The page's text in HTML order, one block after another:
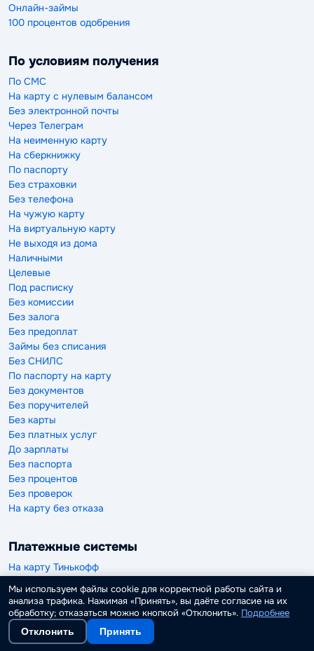
Онлайн-займы
100 процентов одобрения
По условиям получения
По СМС
На карту с нулевым балансом
Без электронной почты
Через Телеграм
На неименную карту
На сберкнижку
По паспорту
Без страховки
Без телефона
На чужую карту
На виртуальную карту
Не выходя из дома
Наличными
Целевые
Под расписку
Без комиссии
Без залога
Без предоплат
Займы без списания
Без СНИЛС
По паспорту на карту
Без документов
Без поручителей
Без карты
Без платных услуг
До зарплаты
Без паспорта
Без процентов
Без проверок
На карту без отказа
Платежные системы
На карту Тинькофф
На карту Моментум Сбербанка
На карту Visa
На карту МИР
На карту Кукуруза
Мы используем файлы cookie для корректной работы сайта и
анализа трафика. Нажимая «Принять», вы даёте согласие на их
обработку; отказаться можно кнопкой «Отклонить». Подробнее
Отклонить Принять